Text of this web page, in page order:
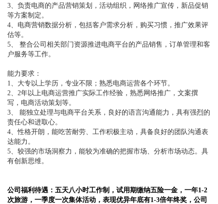
3、负责电商的产品营销策划，活动组织，网络推广宣传，新品促销
等方案制定。
4、电商营销数据分析，包括客户需求分析，购买习惯，推广效果评
估等。
5、 整合公司相关部门资源推进电商平台的产品销售，订单管理和客
户服务等工作。
能力要求：
1、大专以上学历，专业不限；熟悉电商运营各个环节。
2、2年以上电商运营推广实际工作经验，熟悉网络推广，文案撰
写，电商活动策划等。
3、 能独立处理与电商平台关系，良好的语言沟通能力，具有强烈的
责任心和进取心。
4、性格开朗，能吃苦耐劳、工作积极主动，具备良好的团队沟通表
达能力。
5、较强的市场洞察力，能较为准确的把握市场、分析市场动态。具
有创新思维。
公司福利待遇：五天八小时工作制，试用期缴纳五险一金，一年1-2
次旅游，一季度一次集体活动，表现优异年底有1-3倍年终奖，公司